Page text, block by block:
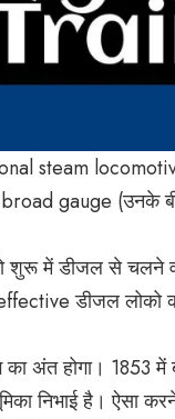
steam
gauge (उनके
शुरू में डीजल से चलने
डीजल लोको
अंत होगा। 1853 में
निभाई है। ऐसा